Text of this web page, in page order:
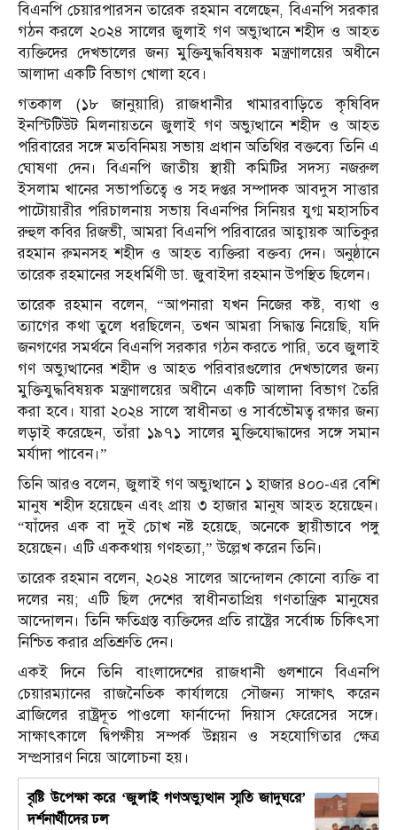
বিএনপি চেয়ারপারসন তারেক রহমান বলেছেন, বিএনপি সরকার
গঠন করলে ২০২৪ সালের জুলাই গণ অভ্যুত্থানে শহীদ ও আহত
ব্যক্তিদের দেখভালের জন্য মুক্তিযুদ্ধবিষয়ক মন্ত্রণালয়ের অধীনে
আলাদা একটি বিভাগ খোলা হবে।
গতকাল (১৮ জানুয়ারি) রাজধানীর খামারবাড়িতে কৃষিবিদ
ইনস্টিটিউট মিলনায়তনে জুলাই গণ অভ্যুত্থানে শহীদ ও আহত
পরিবারের সঙ্গে মতবিনিময় সভায় প্রধান অতিথির বক্তব্যে তিনি এ
ঘোষণা দেন। বিএনপি জাতীয় স্থায়ী কমিটির সদস্য নজরুল
ইসলাম খানের সভাপতিত্বে ও সহ দপ্তর সম্পাদক আবদুস সাত্তার
পাটোয়ারীর পরিচালনায় সভায় বিএনপির সিনিয়র যুগ্ম মহাসচিব
রুহুল কবির রিজভী, আমরা বিএনপি পরিবারের আহ্বায়ক আতিকুর
রহমান রুমনসহ শহীদ ও আহত ব্যক্তিরা বক্তব্য দেন। অনুষ্ঠানে
তারেক রহমানের সহধর্মিণী ডা. জুবাইদা রহমান উপস্থিত ছিলেন।
তারেক রহমান বলেন, “আপনারা যখন নিজের কষ্ট, ব্যথা ও
ত্যাগের কথা তুলে ধরছিলেন, তখন আমরা সিদ্ধান্ত নিয়েছি, যদি
জনগণের সমর্থনে বিএনপি সরকার গঠন করতে পারি, তবে জুলাই
গণ অভ্যুত্থানের শহীদ ও আহত পরিবারগুলোর দেখভালের জন্য
মুক্তিযুদ্ধবিষয়ক মন্ত্রণালয়ের অধীনে একটি আলাদা বিভাগ তৈরি
করা হবে। যারা ২০২৪ সালে স্বাধীনতা ও সার্বভৌমত্ব রক্ষার জন্য
লড়াই করেছেন, তাঁরা ১৯৭১ সালের মুক্তিযোদ্ধাদের সঙ্গে সমান
মর্যাদা পাবেন।”
তিনি আরও বলেন, জুলাই গণ অভ্যুত্থানে ১ হাজার ৪০০-এর বেশি
মানুষ শহীদ হয়েছেন এবং প্রায় ৩ হাজার মানুষ আহত হয়েছেন।
“যাঁদের এক বা দুই চোখ নষ্ট হয়েছে, অনেকে স্থায়ীভাবে পঙ্গু
হয়েছেন। এটি এককথায় গণহত্যা,” উল্লেখ করেন তিনি।
তারেক রহমান বলেন, ২০২৪ সালের আন্দোলন কোনো ব্যক্তি বা
দলের নয়; এটি ছিল দেশের স্বাধীনতাপ্রিয় গণতান্ত্রিক মানুষের
আন্দোলন। তিনি ক্ষতিগ্রস্ত ব্যক্তিদের প্রতি রাষ্ট্রের সর্বোচ্চ চিকিৎসা
নিশ্চিত করার প্রতিশ্রুতি দেন।
একই দিনে তিনি বাংলাদেশের রাজধানী গুলশানে বিএনপি
চেয়ারম্যানের রাজনৈতিক কার্যালয়ে সৌজন্য সাক্ষাৎ করেন
ব্রাজিলের রাষ্ট্রদূত পাওলো ফার্নান্দো দিয়াস ফেরেসের সঙ্গে।
সাক্ষাৎকালে দ্বিপক্ষীয় সম্পর্ক উন্নয়ন ও সহযোগিতার ক্ষেত্র
সম্প্রসারণ নিয়ে আলোচনা হয়।
বৃষ্টি উপেক্ষা করে ‘জুলাই গণঅভ্যুত্থান স্মৃতি জাদুঘরে’
দর্শনার্থীদের ঢল